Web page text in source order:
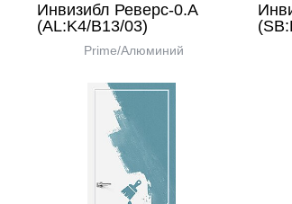
Инвизибл Реверс-0.А
(AL:K4/В13/03)
Prime/Алюминий